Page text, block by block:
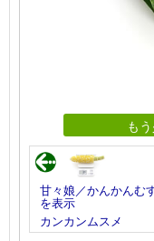
も
甘々娘／かんかんむ
を表示
カンカンムスメ